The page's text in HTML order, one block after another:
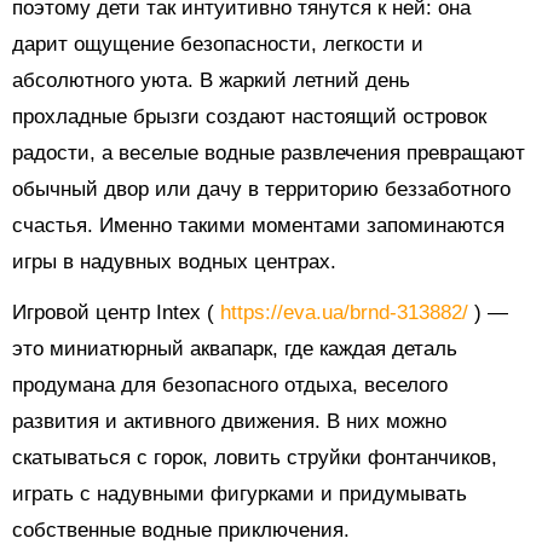
поэтому дети так интуитивно тянутся к ней: она
дарит ощущение безопасности, легкости и
абсолютного уюта. В жаркий летний день
прохладные брызги создают настоящий островок
радости, а веселые водные развлечения превращают
обычный двор или дачу в территорию беззаботного
счастья. Именно такими моментами запоминаются
игры в надувных водных центрах.
Игровой центр Intex ( https://eva.ua/brnd-313882/ ) —
это миниатюрный аквапарк, где каждая деталь
продумана для безопасного отдыха, веселого
развития и активного движения. В них можно
скатываться с горок, ловить струйки фонтанчиков,
играть с надувными фигурками и придумывать
собственные водные приключения.